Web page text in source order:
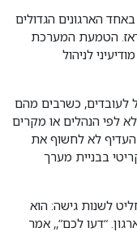
הארגונים הגדולים
הטמעת המערכת
לניהול
לעובדים, כשרבים מהם
לפי הנהלים או מקרים
העדיף לא לחשוף את
בבניית מערך
לשנות גישה: הוא
“דעו לכם”,, אמר